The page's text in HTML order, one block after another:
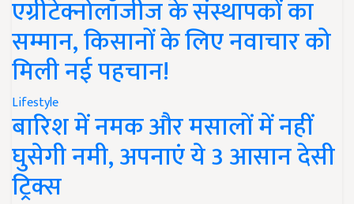
एग्रीटेक्नोलॉजीज के संस्थापकों का
सम्मान, किसानों के लिए नवाचार को
मिली नई पहचान!
Lifestyle
बारिश में नमक और मसालों में नहीं
घुसेगी नमी, अपनाएं ये 3 आसान देसी
ट्रिक्स